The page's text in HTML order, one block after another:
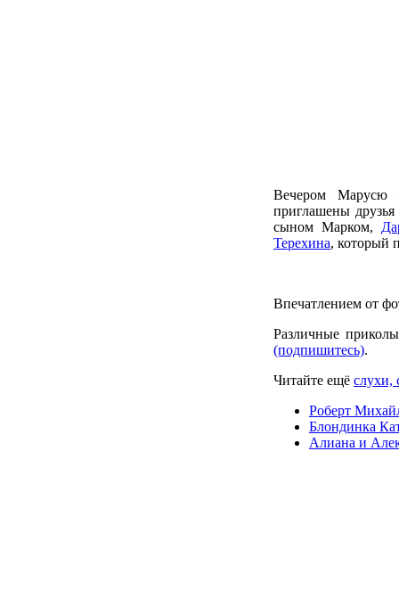
Вечером Марусю
приглашены
сыном Марком,
Терехина, который
Впечатлением от
Различные
(подпишитесь).
Читайте ещё слухи,
Роберт
Блондинка
Алиана и